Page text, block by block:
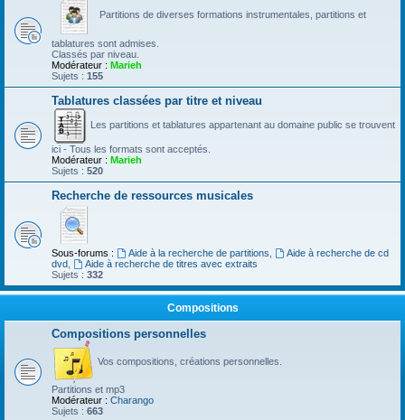
Partitions de diverses formations instrumentales, partitions et
tablatures sont admises.
Classés par niveau.
Modérateur : Marieh
Sujets : 155
Tablatures classées par titre et niveau
Les partitions et tablatures appartenant au domaine public se trouvent
ici - Tous les formats sont acceptés.
Modérateur : Marieh
Sujets : 520
Recherche de ressources musicales
Sous-forums : Aide à la recherche de partitions
Aide à recherche de cd
dvd
Aide à recherche de titres avec extraits
Sujets : 332
Compositions
Compositions personnelles
Vos compositions, créations personnelles.
Partitions et mp3
Modérateur : Charango
Sujets : 663